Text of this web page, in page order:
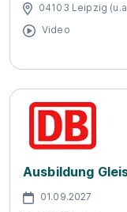
04103 Leipzig
Video
Ausbildung
01.09.2027